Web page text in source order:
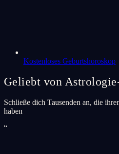
Kostenloses Geburtshoroskop
Geliebt von
Schließe dich Tausenden an, die
haben
“